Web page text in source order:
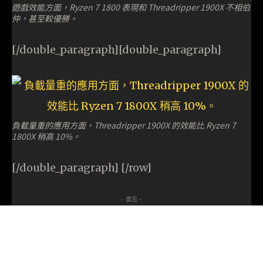
遊戲效能方面，Ryzen 7 1800 表現和 Threadripper 1900X 不相伯
仲，甚至較優勝。
[/double_paragraph][double_paragraph]
負載量重的應用方面，Threadripper 1900X 的效能比 Ryzen 7
1800X 稍高 10%。
[/double_paragraph] [/row]
- 廣告 -